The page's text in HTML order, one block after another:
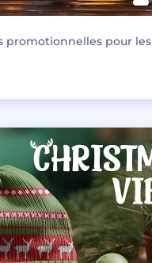
promotionnelles pour les